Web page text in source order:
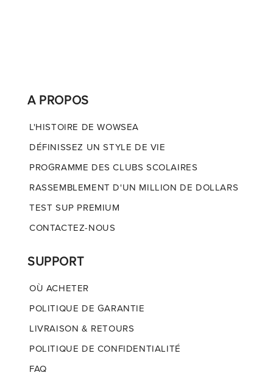
A PROPOS
L'HISTOIRE DE WOWSEA
DÉFINISSEZ UN STYLE DE VIE
PROGRAMME DES CLUBS SCOLAIRES
RASSEMBLEMENT D'UN MILLION DE DOLLARS
TEST SUP PREMIUM
CONTACTEZ-NOUS
SUPPORT
OÙ ACHETER
POLITIQUE DE GARANTIE
LIVRAISON & RETOURS
POLITIQUE DE CONFIDENTIALITÉ
FAQ